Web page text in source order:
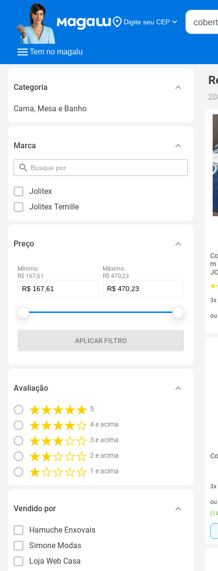
Tem no magalu
Digite seu CEP
Buscar
Categoria
Cama, Mesa e Banho
Marca
pesquisar
por
Jolitex
Jolitex Ternille
Preço
Mínimo:
R$ 167,61
Máximo:
R$ 470,23
APLICAR FILTRO
Avaliação
5
4 e acima
3 e acima
2 e acima
1 e acima
Vendido por
Hamuche Enxovais
Simone Modas
Loja Web Casa
m
3x
3
ou
3x
3
ou
(